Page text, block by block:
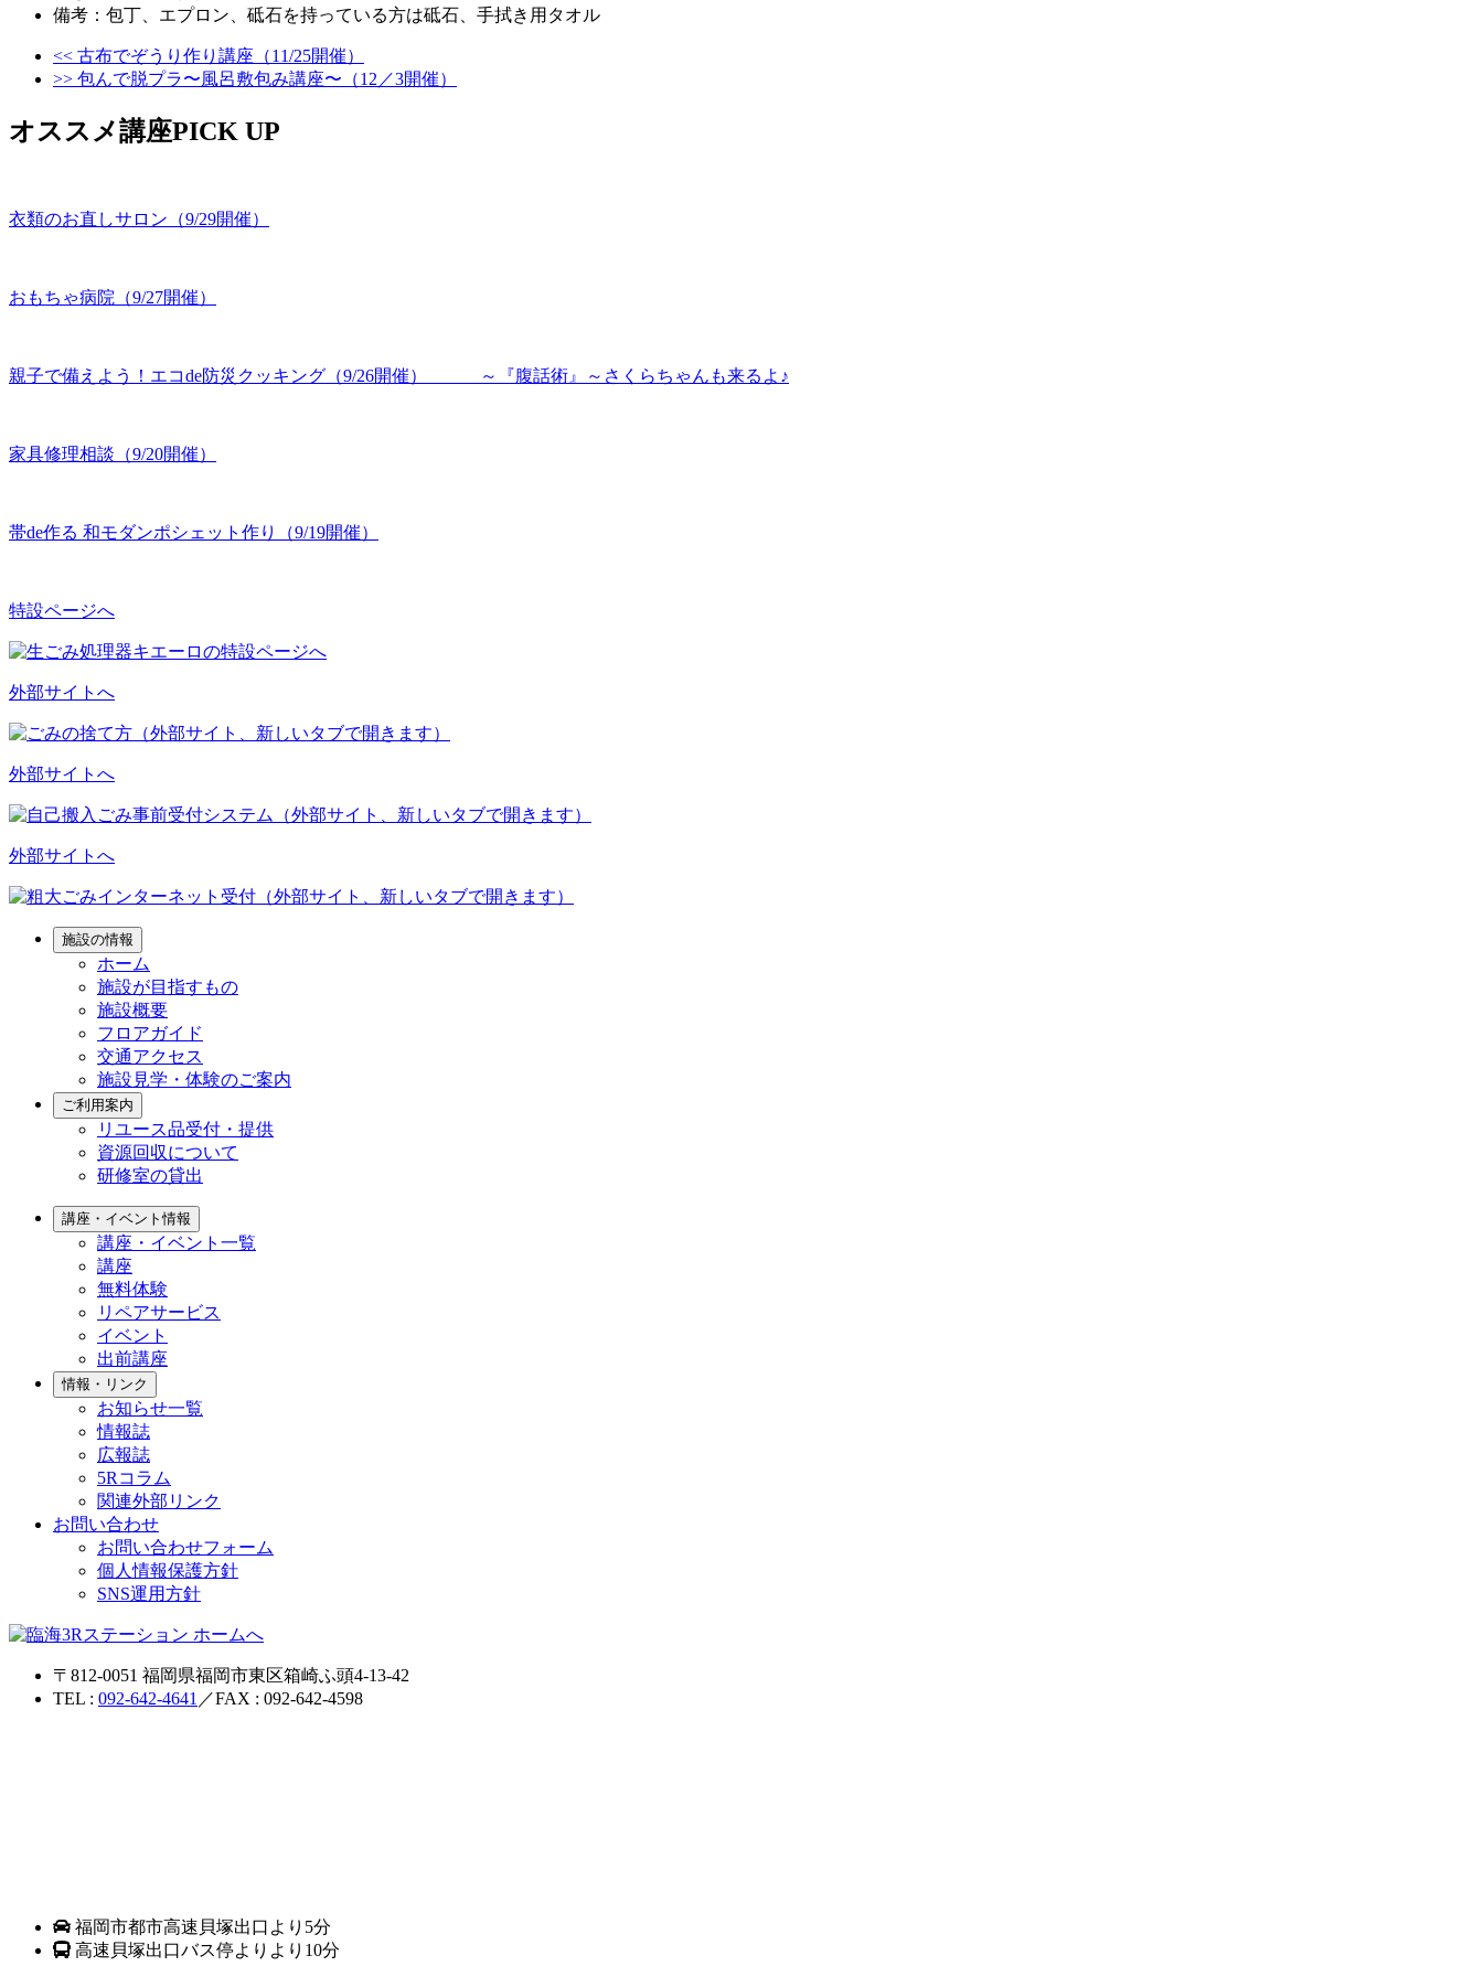
備考：包丁、エプロン、砥石を持っている方は砥石、手拭き用タオル
<< 古布でぞうり作り講座（11/25開催）
>> 包んで脱プラ〜風呂敷包み講座〜（12／3開催）
オススメ講座PICK UP
衣類のお直しサロン（9/29開催）
おもちゃ病院（9/27開催）
親子で備えよう！エコde防災クッキング（9/26開催） ～『腹話術』～さくらちゃんも来るよ♪
家具修理相談（9/20開催）
帯de作る 和モダンポシェット作り（9/19開催）
特設ページへ
外部サイトへ
外部サイトへ
外部サイトへ
施設の情報
ホーム
施設が目指すもの
施設概要
フロアガイド
交通アクセス
施設見学・体験のご案内
ご利用案内
リユース品受付・提供
資源回収について
研修室の貸出
講座・イベント情報
講座・イベント一覧
講座
無料体験
リペアサービス
イベント
出前講座
情報・リンク
お知らせ一覧
情報誌
広報誌
5Rコラム
関連外部リンク
お問い合わせ
お問い合わせフォーム
個人情報保護方針
SNS運用方針
〒812-0051 福岡県福岡市東区箱崎ふ頭4-13-42
TEL : 092-642-4641 ／FAX : 092-642-4598
福岡市都市高速貝塚出口より5分
高速貝塚出口バス停よりより10分